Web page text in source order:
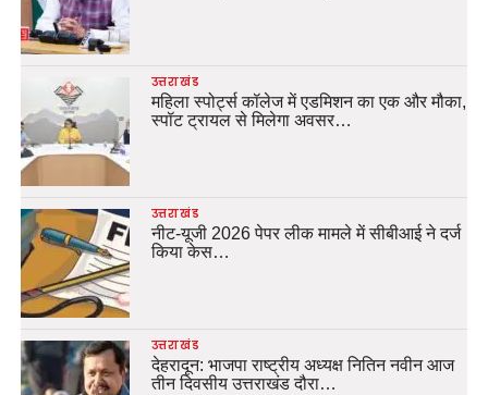
उत्तराखंड
महिला स्पोर्ट्स कॉलेज में एडमिशन का एक और मौका,
स्पॉट ट्रायल से मिलेगा अवसर…
उत्तराखंड
नीट-यूजी 2026 पेपर लीक मामले में सीबीआई ने दर्ज
किया केस…
उत्तराखंड
देहरादून: भाजपा राष्ट्रीय अध्यक्ष नितिन नवीन आज
तीन दिवसीय उत्तराखंड दौरा…